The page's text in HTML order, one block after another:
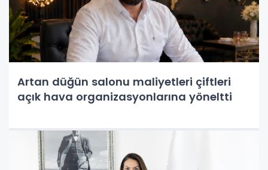
Artan düğün salonu maliyetleri çiftleri
açık hava organizasyonlarına yöneltti